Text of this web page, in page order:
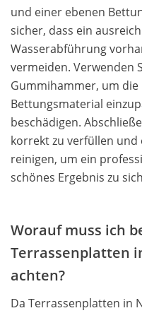
und einer ebenen
sicher, dass ein
Wasserabführung
vermeiden. Verwenden
Gummihammer, um
Bettungsmaterial
beschädigen.
korrekt zu verfüllen und
reinigen, um ein
schönes Ergebnis zu
Worauf muss ich
Terrassenplatten
achten?
Da Terrassenplatten in